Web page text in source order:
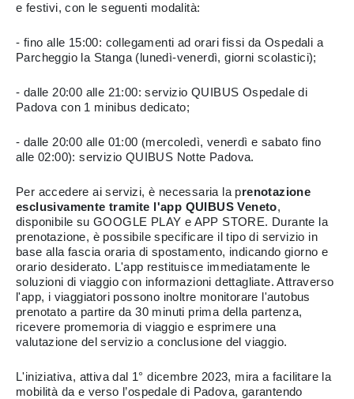
e festivi, con le seguenti modalità:
- fino alle 15:00: collegamenti ad orari fissi da Ospedali a
Parcheggio la Stanga (lunedì-venerdì, giorni scolastici);
- dalle 20:00 alle 21:00: servizio QUIBUS Ospedale di
Padova con 1 minibus dedicato;
- dalle 20:00 alle 01:00 (mercoledì, venerdì e sabato fino
alle 02:00): servizio QUIBUS Notte Padova.
Per accedere ai servizi, è necessaria la prenotazione
esclusivamente tramite l'app QUIBUS Veneto,
disponibile su GOOGLE PLAY e APP STORE. Durante la
prenotazione, è possibile specificare il tipo di servizio in
base alla fascia oraria di spostamento, indicando giorno e
orario desiderato. L'app restituisce immediatamente le
soluzioni di viaggio con informazioni dettagliate. Attraverso
l'app, i viaggiatori possono inoltre monitorare l'autobus
prenotato a partire da 30 minuti prima della partenza,
ricevere promemoria di viaggio e esprimere una
valutazione del servizio a conclusione del viaggio.
L'iniziativa, attiva dal 1° dicembre 2023, mira a facilitare la
mobilità da e verso l’ospedale di Padova, garantendo